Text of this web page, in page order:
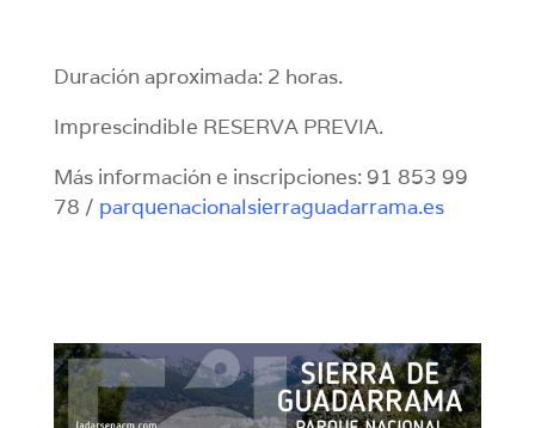
Duración aproximada: 2 horas.
Imprescindible RESERVA PREVIA.
Más información e inscripciones: 91 853 99
78 / parquenacionalsierraguadarrama.es